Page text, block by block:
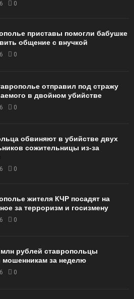
0
приставы помогли бабушке
общение с внучкой
0
отправил под стражу
в двойном убийстве
0
обвиняют в убийстве двух
сожительницы из-за
0
жителя КЧР посадят на
за терроризм и госизмену
0
рублей ставропольцы
мошенникам за неделю
0